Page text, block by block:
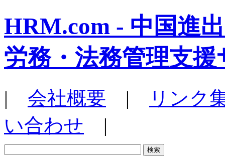
HRM.com - 中国進
労務・法務管理支援
| 会社概要 |
リンク
い合わせ |